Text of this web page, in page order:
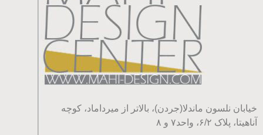
خیابان نلسون ماندلا(جردن)، بالاتر از میرداماد، کوچه
آناهیتا، پلاک ۶/۲، واحد۷ و ۸